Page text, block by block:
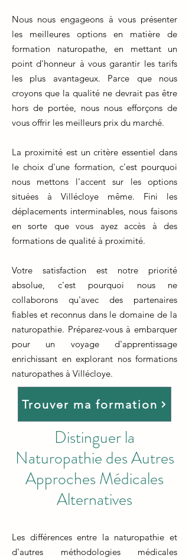
Nous nous engageons à vous présenter
les meilleures options en matière de
formation naturopathe, en mettant un
point d'honneur à vous garantir les tarifs
les plus avantageux. Parce que nous
croyons que la qualité ne devrait pas être
hors de portée, nous nous efforçons de
vous offrir les meilleurs prix du marché.
La proximité est un critère essentiel dans
le choix d'une formation, c'est pourquoi
nous mettons l'accent sur les options
situées à Villécloye même. Fini les
déplacements interminables, nous faisons
en sorte que vous ayez accès à des
formations de qualité à proximité.
Votre satisfaction est notre priorité
absolue, c'est pourquoi nous ne
collaborons qu'avec des partenaires
fiables et reconnus dans le domaine de la
naturopathie. Préparez-vous à embarquer
pour un voyage d'apprentissage
enrichissant en explorant nos formations
naturopathes à Villécloye.
Trouver ma formation
Distinguer la
Naturopathie des Autres
Approches Médicales
Alternatives
Les différences entre la naturopathie et
d'autres méthodologies médicales